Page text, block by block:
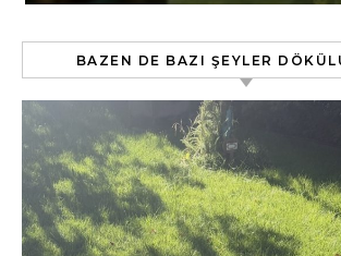
BAZEN DE BAZI ŞEYLER